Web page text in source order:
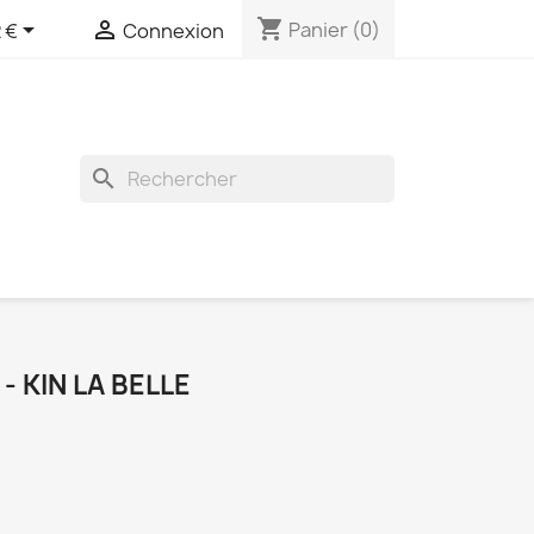
€  Connexion shopping_cart Panier (0)
search
KIN LA BELLE